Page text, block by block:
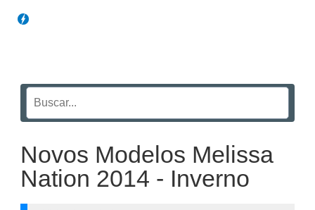
Novos Modelos Melissa
Nation 2014 - Inverno